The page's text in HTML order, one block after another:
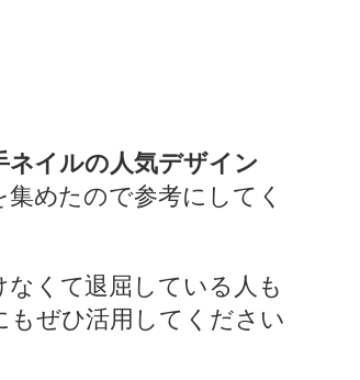
ネイルの人気デザイン
めたので参考にしてく
くて退屈している人も
もぜひ活用してください